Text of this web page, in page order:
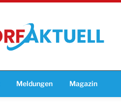
Meldungen Magazin